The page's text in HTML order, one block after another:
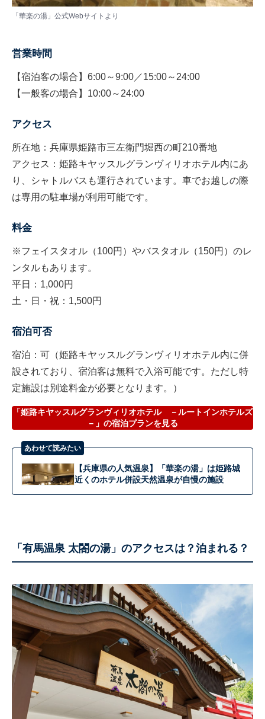
「華楽の湯」公式Webサイトより
営業時間
【宿泊客の場合】6:00～9:00／15:00～24:00
【一般客の場合】10:00～24:00
アクセス
所在地：兵庫県姫路市三左衛門堀西の町210番地
アクセス：姫路キヤッスルグランヴィリオホテル内にあ
り、シャトルバスも運行されています。車でお越しの際
は専用の駐車場が利用可能です。
料金
※フェイスタオル（100円）やバスタオル（150円）のレ
ンタルもあります。
平日：1,000円
土・日・祝：1,500円
宿泊可否
宿泊：可（姫路キヤッスルグランヴィリオホテル内に併
設されており、宿泊客は無料で入浴可能です。ただし特
定施設は別途料金が必要となります。）
「姫路キヤッスルグランヴィリオホテル －ルートインホテルズ
－」の宿泊プランを見る
あわせて読みたい
【兵庫県の人気温泉】「華楽の湯」は姫路城
近くのホテル併設天然温泉が自慢の施設
「有馬温泉 太閤の湯」のアクセスは？泊まれる？